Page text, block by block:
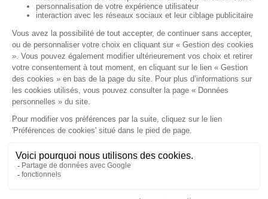
Footer Gauche
partiellement conforme
Les éditions précédentes
Mentions légales
Gestion des cookies
Footer réseaux sociaux
Suivez-nous sur les réseaux sociaux
Abonnez-vous à notre newsletter